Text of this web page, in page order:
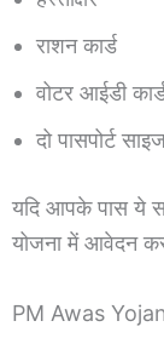
राशन कार्ड
वोटर आईडी
दो पासपोर्ट
यदि आपके पास ये
योजना में आवेदन
PM Awas